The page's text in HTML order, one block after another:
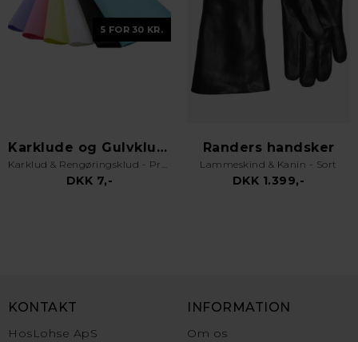
5 FOR 30 KR.
Karklude og Gulvklude
Karklud & Rengøringsklud - Pro Kvalitet - Valgfri Farve
DKK 7,-
Randers handsker
Lammeskind & Kanin - Sort
DKK 1.399,-
KONTAKT
HosLohse ApS
INFORMATION
Om os